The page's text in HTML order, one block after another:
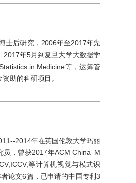
士后研究，2006年至2017年先
2017年5月到复旦大学大数据学
in Medicine等，运筹管
助的科研项目。
2014年在英国伦敦大学玛丽
员，曾获2017年ACM China M
等计算机视觉与模式识
论文6篇，已申请的中国专利3